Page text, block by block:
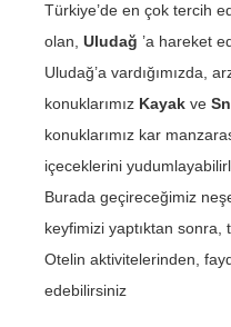
Türkiye’de en çok tercih
olan, Uludağ ’a hareket
Uludağ’a vardığımızda,
konuklarımız Kayak ve
konuklarımız kar
içeceklerini
Burada geçireceğimiz
keyfimizi yaptıktan sonra,
Otelin aktivitelerinden,
edebilirsiniz